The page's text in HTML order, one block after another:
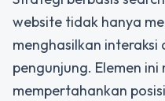
website tidak hanya
menghasilkan
pengunjung. Elemen
mempertahankan